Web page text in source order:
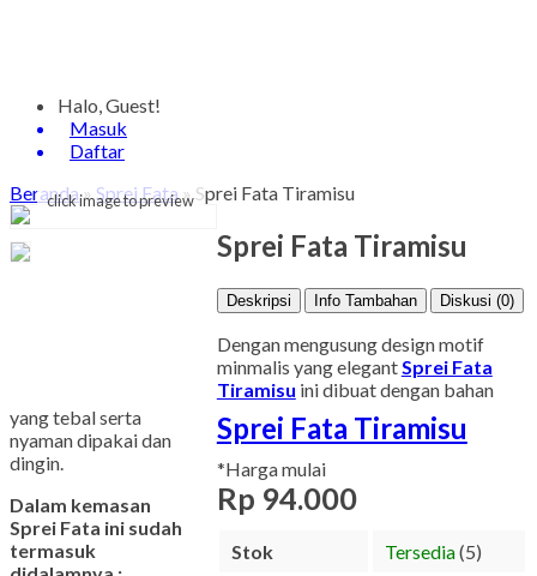
Halo, Guest!
Masuk
Daftar
Beranda»Sprei Fata»Sprei Fata Tiramisu
click image to preview
Sprei Fata Tiramisu
*Harga mulai
Rp 94.000
Stok Tersedia(5)
Sprei Fata Tiramisu
Deskripsi Info Tambahan Diskusi (0)
Dengan mengusung design motif
minmalis yang elegantSprei Fata
Tiramisu ini dibuat dengan bahan
yang tebal serta
nyaman dipakai dan
dingin.
Dalam kemasan
Sprei Fata ini sudah
termasuk